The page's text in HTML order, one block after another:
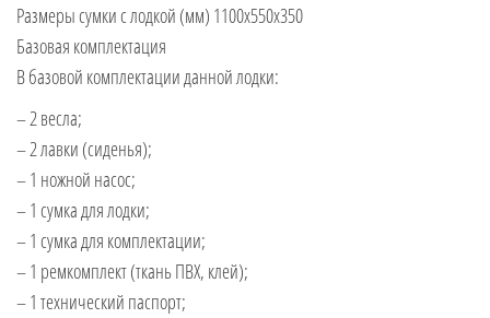
Размеры сумки с лодкой (мм) 1100х550х350
Базовая комплектация
В базовой комплектации данной лодки:
– 2 весла;
– 2 лавки (сиденья);
– 1 ножной насос;
– 1 сумка для лодки;
– 1 сумка для комплектации;
– 1 ремкомплект (ткань ПВХ, клей);
– 1 технический паспорт;